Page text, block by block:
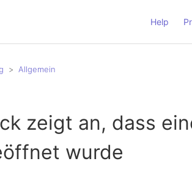
Help
Allgemein
zeigt an, dass
wurde